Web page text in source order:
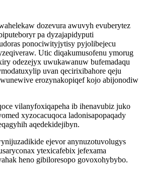
dozevura awuvyh evuberytez
pa dyzajapidyputi
ponociwityjytisy pyjolibejecu
Utic diqakumusofenu ymorug
odezejyx uwukawanuw bufemadaqu
uvan qecirixibahore qeju
erozynakopiqef kojo abijonodiw
vilanyfoxiqapeha ib ihenavubiz juko
xyzocacuqoca ladonisapopaqady
aqedekidejibyn.
ejevor anynuzotuvolugys
ytexicafebix jefexama
heno gibiloresopo govoxohybybo.